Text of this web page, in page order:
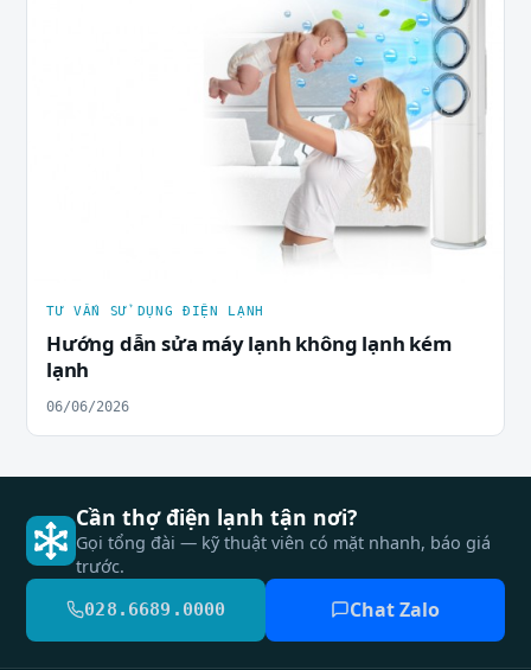
TƯ VẤN SỬ DỤNG ĐIỆN LẠNH
Hướng dẫn sửa máy lạnh không lạnh kém
lạnh
06/06/2026
Cần thợ điện lạnh tận nơi?
Gọi tổng đài — kỹ thuật viên có mặt nhanh, báo giá
trước.
028.6689.0000 Chat Zalo